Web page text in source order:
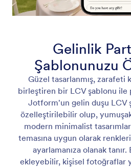
Gelinlik
Şablonunuzu
Güzel tasarlanmış, zarafeti
birleştiren bir LCV şablonu ile
Jotform'un gelin duşu LCV
özelleştirilebilir olup,
modern minimalist
temasına uygun olarak
ayarlamanıza olanak tanır.
ekleyebilir, kişisel fotoğraflar